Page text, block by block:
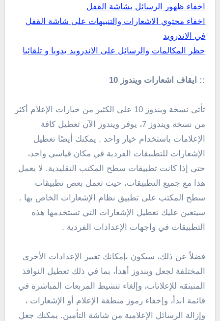
اخفاء ظهور الرسائل بشاشة القفل
اخفاء محتوي الاشعارات والتنبيهات على شاشة القفل
في الاندرويد
حظر المكالمات والرسائل على الاندرويد يدويا و تلقائيا
:: ايقاف اشعارات ويندوز 10
تأتى نسخة ويندوز 10
على الكثير من خيارات الإعلام أكثر
من نسخة ويندوز 7، يوفر ويندوز الآن تعطيل كافة
الإعلامات باستخدام خيار واحد . يمكنك أيضًا تعطيل
الإشعارات للتطبيقات الفردية في مكان قياسي واحد،
حتى إذا كانت تطبيقات سطح المكتب التقليدية. لا يعمل
هذا مع جميع التطبيقات، حيث تعمل بعض تطبيقات
سطح المكتب على تطبيق نظام الإشعارات الخاص بها .
سيتعين عليك تعطيل الإشعارات التي تستخدمها هذه
التطبيقات في واجهات الإعدادات الفردية .
فضلاً عن ذلك، سيكون بإمكانك تغيير الإعدادات الأخرى
المختلفة لجعل ويندوز أهدأ، بما في ذلك تعطيل النوافذ
المنبثقة للإعلانات، وإلغاء تنشيط المربعات المباشرة في
قائمة ابدأ، وإخفاء رموز منطقة الإعلام أو الإشعارات ،
وإزالة الرسائل الإعلامية من شاشة التأمين. يمكنك جعل